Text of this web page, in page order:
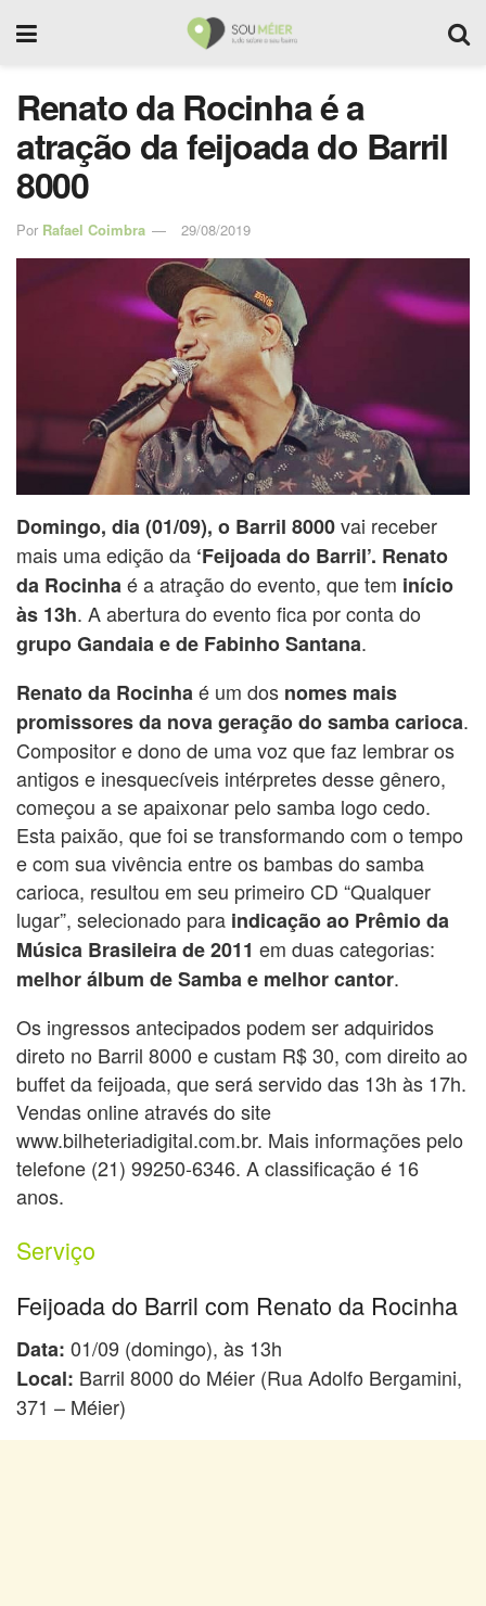
Renato da Rocinha é a
atração da feijoada do Barril
8000
Por Rafael Coimbra 29/08/2019
Domingo, dia (01/09), o Barril 8000vai receber
mais uma edição da ‘Feijoada do Barril’. Renato
da Rocinhaé a atração do evento, que tem início
às 13h. A abertura do evento fica por conta do
grupo Gandaia e de Fabinho Santana.
Renato da Rocinhaé um dos nomes mais
promissores da nova geração do samba carioca.
Compositor e dono de uma voz que faz lembrar os
antigos e inesquecíveis intérpretes desse gênero,
começou a se apaixonar pelo samba logo cedo.
Esta paixão, que foi se transformando com o tempo
e com sua vivência entre os bambas do samba
carioca, resultou em seu primeiro CD “Qualquer
lugar”, selecionado para indicação ao Prêmio da
Música Brasileira de 2011 em duas categorias:
melhor álbum de Samba e melhor cantor.
Os ingressos antecipados podem ser adquiridos
direto no Barril 8000 e custam R$ 30, com direito ao
buffet da feijoada, que será servido das 13h às 17h.
Vendas online através do site
www.bilheteriadigital.com.br. Mais informações pelo
telefone (21) 99250-6346. A classificação é 16
anos.
Serviço
Feijoada do Barril com Renato da Rocinha
Data: 01/09 (domingo), às 13h
Local: Barril 8000 do Méier (Rua Adolfo Bergamini,
371 – Méier)